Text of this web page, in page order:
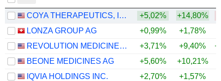
COYA THERAPEUTICS, INC. +5,02% +14,80%
LONZA GROUP AG
+0,99% +1,78%
REVOLUTION MEDICINES, INC.
+3,71% +9,40%
BEONE MEDICINES AG
+5,60% +10,21%
IQVIA HOLDINGS INC.
+2,70% +1,57%